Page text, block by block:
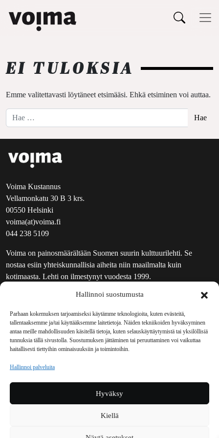
Hallinnoi suostumusta
Parhaan kokemuksen tarjoamiseksi käytämme teknologioita, kuten evästeitä,
tallentaaksemme ja/tai käyttääksemme laitetietoja. Näiden tekniikoiden hyväksyminen
antaa meille mahdollisuuden käsitellä tietoja, kuten selauskäyttäytymistä tai yksilöllisiä
tunnuksia tällä sivustolla. Suostumuksen jättäminen tai peruuttaminen voi vaikuttaa
haitallisesti tiettyihin ominaisuuksiin ja toimintoihin.
Hallinnoi palveluita
Hyväksy
Kiellä
Päävalikko
EI TULOKSIA
Emme valitettavasti löytäneet etsimääsi. Ehkä etsiminen voi auttaa.
Hae:
Voima Kustannus
Vellamonkatu 30 B 3 krs.
00550 Helsinki
voima(at)voima.fi
044 238 5109
Voima on painosmäärältään Suomen suurin kulttuurilehti. Se
nostaa esiin yhteiskunnallisia aiheita niin maailmalta kuin
kotimaasta. Lehti on ilmestynyt vuodesta 1999.
UUTISKIRJE
MAINOSTAJILLE
VASTAMAINOKSET
JAKELUPAIKAT
REKISTERISELOSTE
TILAUKSEN PERUUTUSPYYNTÖ
TILAUSOHJEET JA -EHDOT